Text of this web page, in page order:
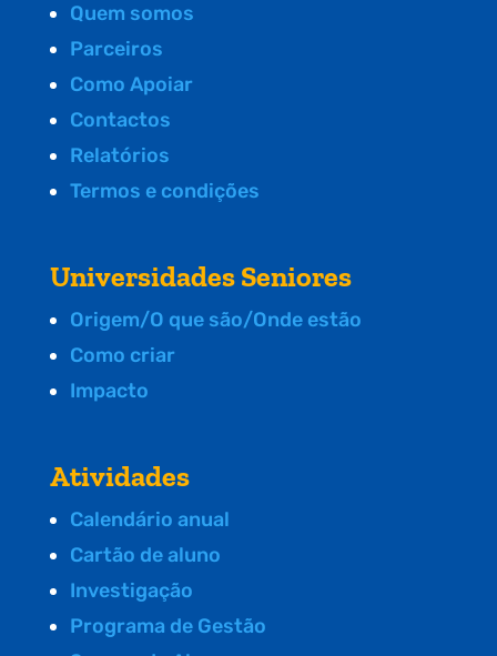
Quem somos
Parceiros
Como Apoiar
Contactos
Relatórios
Termos e condições
Universidades Seniores
Origem/O que são/Onde estão
Como criar
Impacto
Atividades
Calendário anual
Cartão de aluno
Investigação
Programa de Gestão